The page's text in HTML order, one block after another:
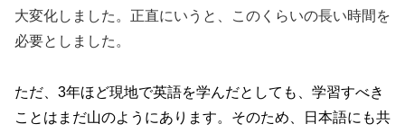
大変化しました。正直にいうと、このくらいの長い時間を
必要としました。
ただ、3年ほど現地で英語を学んだとしても、学習すべき
ことはまだ山のようにあります。そのため、日本語にも共